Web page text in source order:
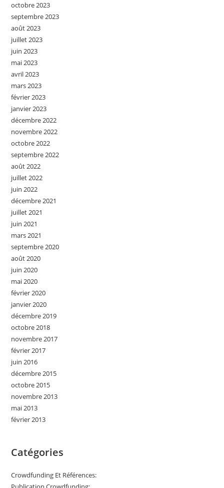
octobre 2023
septembre 2023
août 2023
juillet 2023
juin 2023
mai 2023
avril 2023
mars 2023
février 2023
janvier 2023
décembre 2022
novembre 2022
octobre 2022
septembre 2022
août 2022
juillet 2022
juin 2022
décembre 2021
juillet 2021
juin 2021
mars 2021
septembre 2020
août 2020
juin 2020
mai 2020
février 2020
janvier 2020
décembre 2019
octobre 2018
novembre 2017
février 2017
juin 2016
décembre 2015
octobre 2015
novembre 2013
mai 2013
février 2013
Catégories
Crowdfunding Et Références: